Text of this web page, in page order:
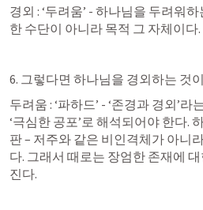
경외 : ‘두려움’ - 하나님을 두려워
한 수단이 아니라 목적 그 자체이다.
6. 그렇다면 하나님을 경외하는 것
두려움 : ‘파하드’ - ‘존경과 경외’
‘극심한 공포’로 해석되어야 한다.
판 – 저주와 같은 비인격체가 아니
다. 그래서 때로는 장엄한 존재에
진다.